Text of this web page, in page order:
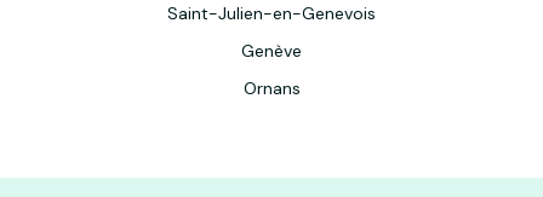
Saint-Julien-en-Genevois
Genève
Ornans